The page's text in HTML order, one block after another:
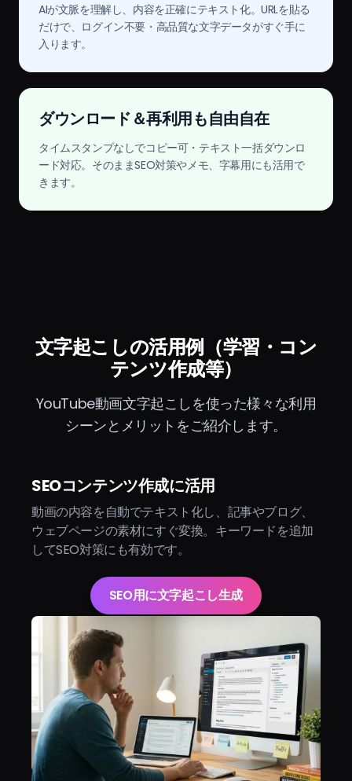
AIが文脈を理解し、内容を正確にテキスト化。URLを貼る
だけで、ログイン不要・高品質な文字データがすぐ手に
入ります。
ダウンロード＆再利用も自由自在
タイムスタンプなしでコピー可・テキスト一括ダウンロ
ード対応。そのままSEO対策やメモ、字幕用にも活用で
きます。
文字起こしの活用例（学習・コン
テンツ作成等）
YouTube動画文字起こしを使った様々な利用
シーンとメリットをご紹介します。
SEOコンテンツ作成に活用
動画の内容を自動でテキスト化し、記事やブログ、
ウェブページの素材にすぐ変換。キーワードを追加
してSEO対策にも有効です。
SEO用に文字起こし生成